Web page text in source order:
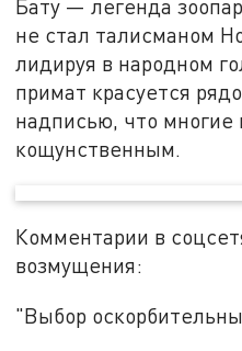
Бату — легенда
не стал талисманом
лидируя в народном
примат красуется
надписью, что многие
кощунственным.
Комментарии в
возмущения:
"Выбор